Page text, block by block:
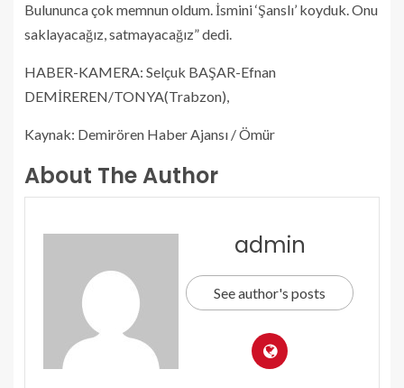
Bulununca çok memnun oldum. İsmini ‘Şanslı’ koyduk. Onu
saklayacağız, satmayacağız” dedi.
HABER-KAMERA: Selçuk BAŞAR-Efnan
DEMİREREN/TONYA(Trabzon),
Kaynak: Demirören Haber Ajansı / Ömür
About The Author
admin
See author's posts